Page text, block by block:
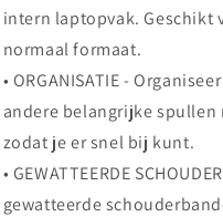
intern laptopvak. Geschikt
normaal formaat.
• ORGANISATIE -
andere belangrijke spullen
zodat je er snel bij kunt.
• GEWATTEERDE
gewatteerde